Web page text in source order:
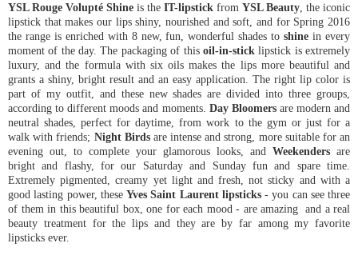
YSL Rouge Volupté Shine is the IT-lipstick from YSL Beauty , the iconic
lipstick that makes our lips shiny, nourished and soft, and for Spring 2016
the range is enriched with 8 new, fun, wonderful shades toshine in every
moment of the day. The packaging of this oil-in-sticklipstick is extremely
luxury, and the formula with six oils makes the lips more beautiful and
grants a shiny, bright result and an easy application. The right lip color is
part of my outfit, and these new shades are divided into three groups,
according to different moods and moments. Day Bloomersare modern and
neutral shades, perfect for daytime, from work to the gym or just for a
walk with friends; Night Birdsare intense and strong, more suitable for an
evening out, to complete your glamorous looks, and Weekenders are
bright and flashy, for our Saturday and Sunday fun and spare time.
Extremely pigmented, creamy yet light and fresh, not sticky and with a
good lasting power, these Yves Saint Laurent lipsticks - you can see three
of them in this beautiful box, one for each mood - are amazing and a real
beauty treatment for the lips and they are by far among my favorite
lipsticks ever.